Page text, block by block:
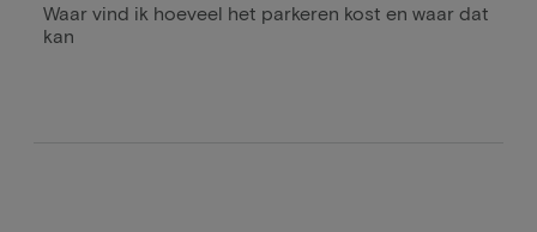
Waar vind ik hoeveel het parkeren kost en waar dat
kan